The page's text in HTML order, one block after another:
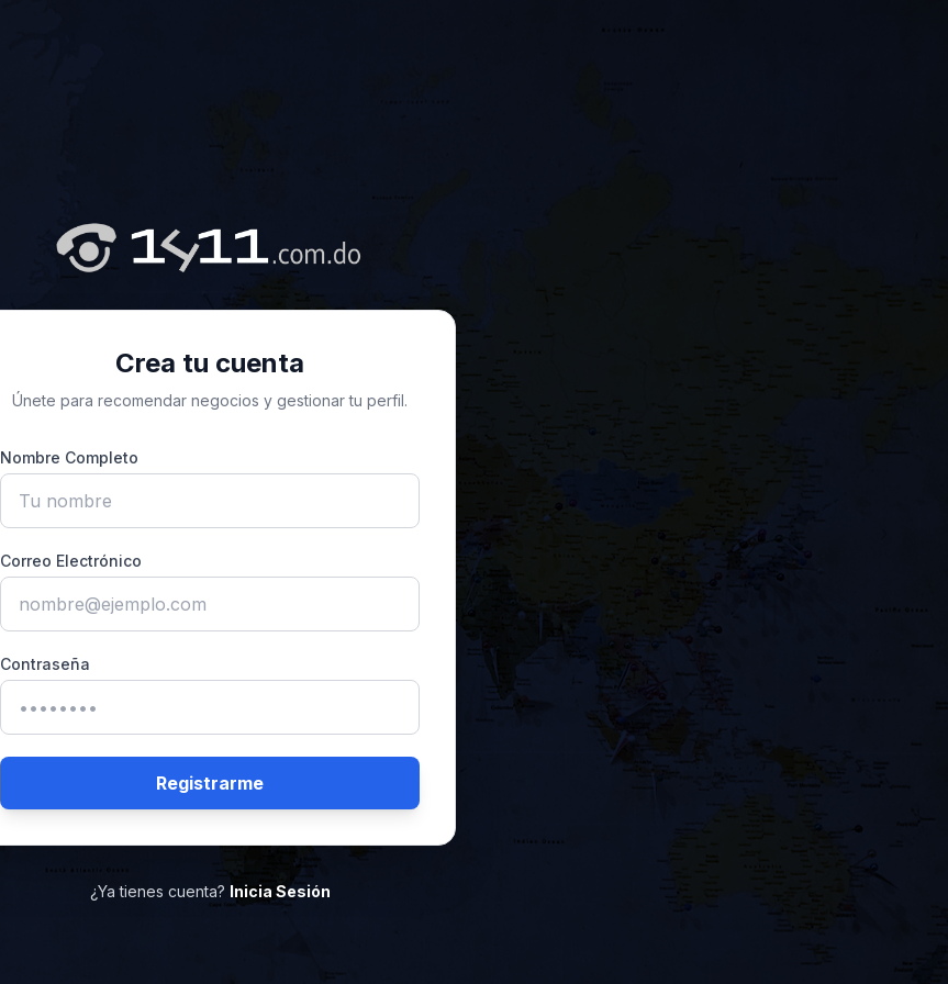
Crea tu cuenta
Únete para recomendar negocios y gestionar tu perfil.
Nombre Completo
Correo Electrónico
Contraseña
Registrarme
¿Ya tienes cuenta? Inicia Sesión